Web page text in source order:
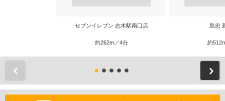
セブンイレブン 志木駅南口店
約262m／4分
島忠
約